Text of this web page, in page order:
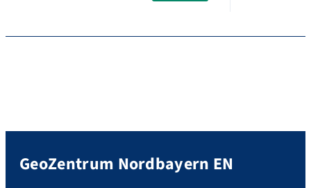
GeoZentrum Nordbayern EN